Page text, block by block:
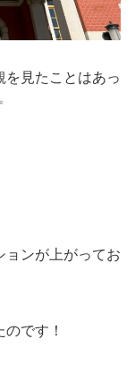
を見たことはあっ
ョンが上がってお
です！